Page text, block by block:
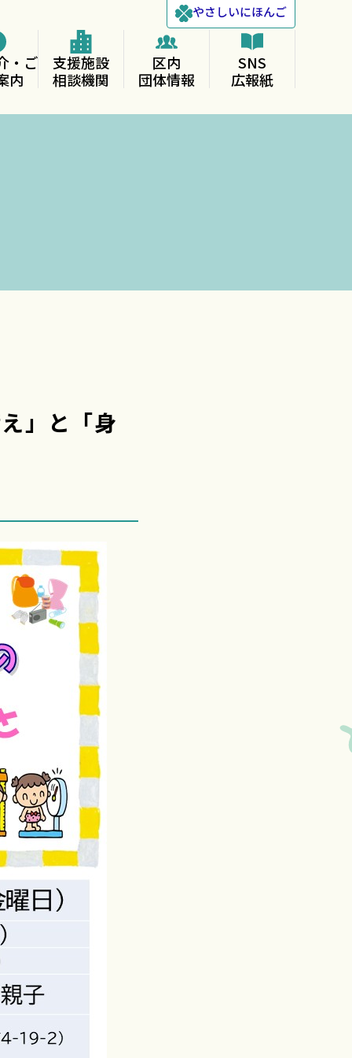
やさしいにほんご
・ご
内
支援施設
相談機関
区内
団体情報
SNS
広報紙
」と「身